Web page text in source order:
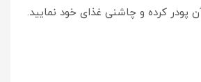
آن پودر کرده و چاشنی غذای خود نمایید.